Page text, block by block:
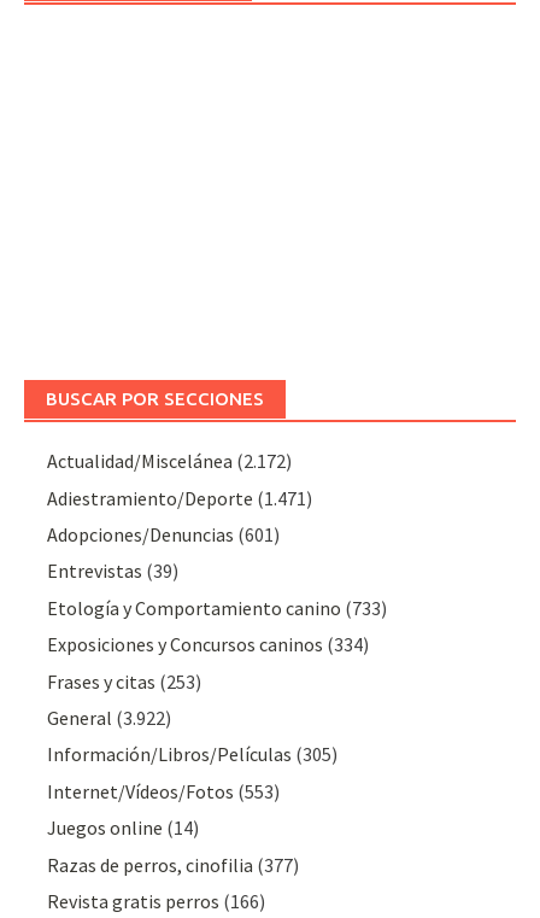
BUSCAR POR SECCIONES
Actualidad/Miscelánea (2.172)
Adiestramiento/Deporte (1.471)
Adopciones/Denuncias (601)
Entrevistas (39)
Etología y Comportamiento canino (733)
Exposiciones y Concursos caninos (334)
Frases y citas (253)
General (3.922)
Información/Libros/Películas (305)
Internet/Vídeos/Fotos (553)
Juegos online (14)
Razas de perros, cinofilia (377)
Revista gratis perros (166)